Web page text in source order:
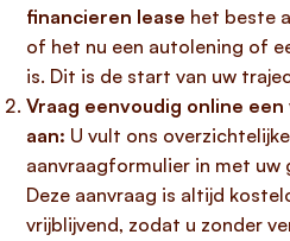
financieren lease het beste
of het nu een autolening of
is. Dit is de start van uw
Vraag eenvoudig online
aan: U vult ons
aanvraagformulier in met uw
Deze aanvraag is altijd
vrijblijvend, zodat u zonder